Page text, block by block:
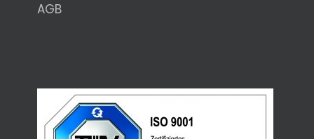
AGB